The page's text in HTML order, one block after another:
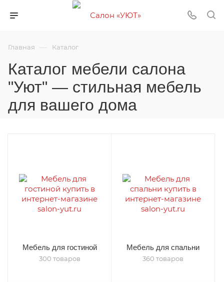
Главная — Каталог
Каталог мебели салона
"Уют" — стильная мебель
для вашего дома
Мебель для гостиной
300 товаров
Мебель для спальни
360 товаров